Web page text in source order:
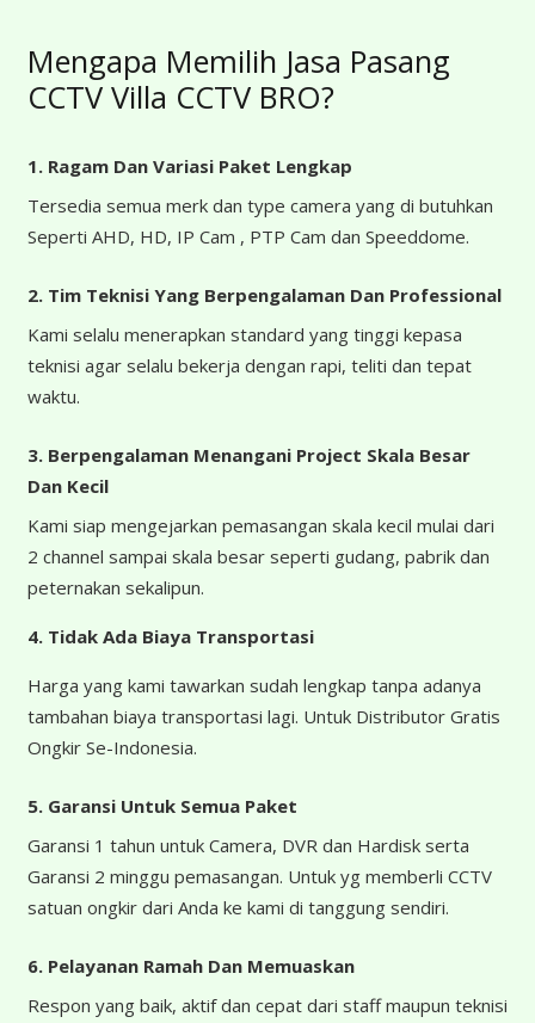
Mengapa Memilih Jasa Pasang
CCTV Villa CCTV BRO?
1. Ragam Dan Variasi Paket Lengkap
Tersedia semua merk dan type camera yang di butuhkan
Seperti AHD, HD, IP Cam , PTP Cam dan Speeddome.
2. Tim Teknisi Yang Berpengalaman Dan Professional
Kami selalu menerapkan standard yang tinggi kepasa
teknisi agar selalu bekerja dengan rapi, teliti dan tepat
waktu.
3. Berpengalaman Menangani Project Skala Besar
Dan Kecil
Kami siap mengejarkan pemasangan skala kecil mulai dari
2 channel sampai skala besar seperti gudang, pabrik dan
peternakan sekalipun.
4. Tidak Ada Biaya Transportasi
Harga yang kami tawarkan sudah lengkap tanpa adanya
tambahan biaya transportasi lagi. Untuk Distributor Gratis
Ongkir Se-Indonesia.
5. Garansi Untuk Semua Paket
Garansi 1 tahun untuk Camera, DVR dan Hardisk serta
Garansi 2 minggu pemasangan. Untuk yg memberli CCTV
satuan ongkir dari Anda ke kami di tanggung sendiri.
6. Pelayanan Ramah Dan Memuaskan
Respon yang baik, aktif dan cepat dari staff maupun teknisi